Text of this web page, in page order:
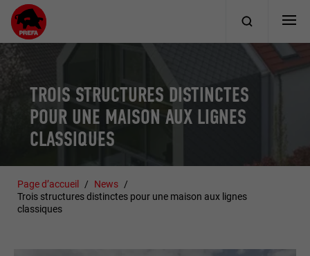
TROIS STRUCTURES DISTINCTES
POUR UNE MAISON AUX LIGNES
CLASSIQUES
Page d’accueil
News
Trois structures distinctes pour une maison aux lignes
classiques